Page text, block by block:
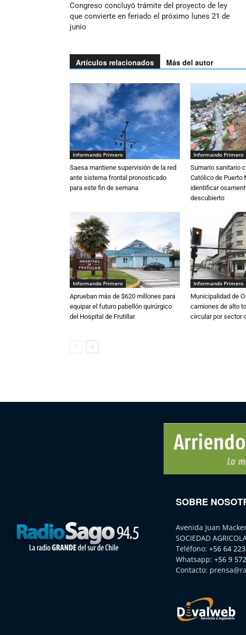
Congreso concluyó trámite del proyecto de ley
que convierte en feriado el próximo lunes 21 de
junio
Artículos relacionados Más del autor
Informando Primero
Saesa mantiene supervisión de la red
ante sistema frontal pronosticado
para este fin de semana
Informando Primero
Sumario sanitario
Católico de Puerto
identificar
descubierto
Informando Primero
Aprueban más de $620 millones para
equipar el futuro pabellón quirúrgico
del Hospital de Frutillar
Informando Primero
Municipalidad de
camiones de alto
circular por sector
SOBRE
Avenida Juan
SOCIEDAD
Teléfono: +56 64
Whatsapp: +56 9
Contacto: